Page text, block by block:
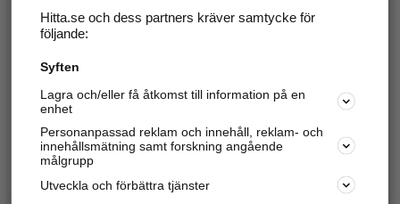
Hitta.se - Gratis nummerupplysning.
Sök företag, personer och platser.
Hitta telefonnummer, adresser, företagsinfo mm.
Marknadsför företaget
Hitta.se och dess partners kräver samtycke för
följande:
Syften
Lagra och/eller få åtkomst till information på en
enhet
Personanpassad reklam och innehåll, reklam- och
innehållsmätning samt forskning angående
målgrupp
Utveckla och förbättra tjänster